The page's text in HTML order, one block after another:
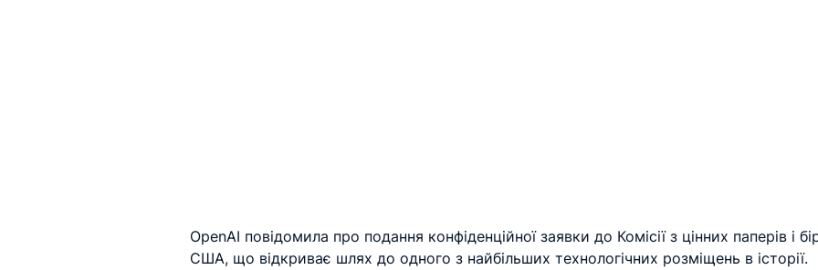
OpenAI повідомила про подання конфіденційної заявки до Комісії з цінних паперів і
США, що відкриває шлях до одного з найбільших технологічних розміщень в історії.